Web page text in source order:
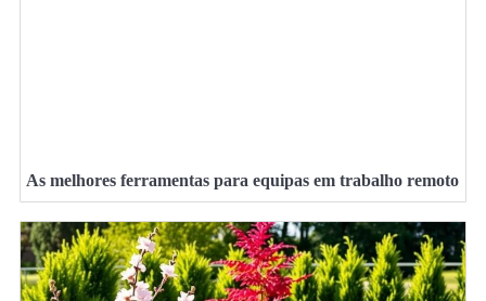
As melhores ferramentas para equipas em trabalho remoto